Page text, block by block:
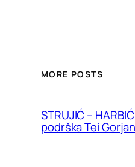
MORE POSTS
STRUJIĆ –
podrška Tei